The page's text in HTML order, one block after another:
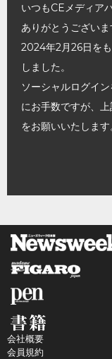
いつもCEメディア
ありがとうございま
2024年2月26日を
しました。
ソーシャルログイ
にお手数ですが、
をお願いいたします
会社概要
会員規約